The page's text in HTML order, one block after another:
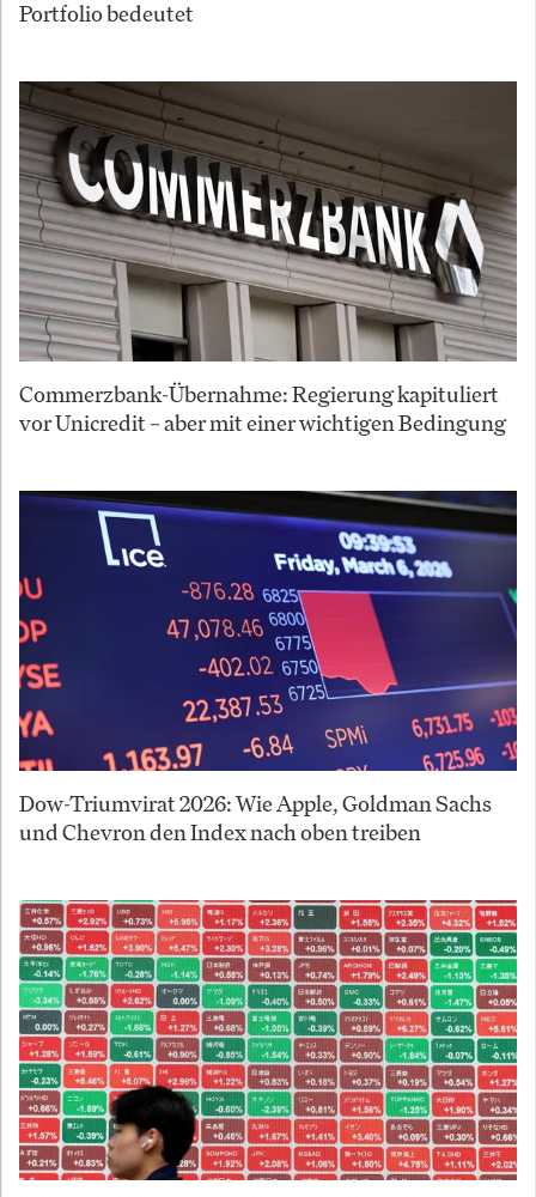
Portfolio bedeutet
Commerzbank-Übernahme: Regierung kapituliert
vor Unicredit – aber mit einer wichtigen Bedingung
Dow-Triumvirat 2026: Wie Apple, Goldman Sachs
und Chevron den Index nach oben treiben